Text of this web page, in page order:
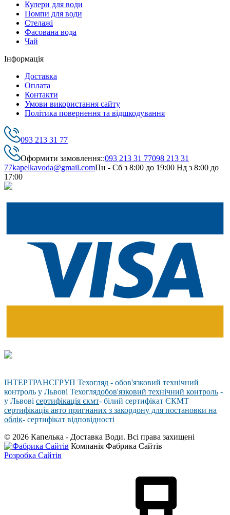
Кулери для води
Помпи для води
Стелажі
Фасована вода
Чай
Інформація
Доставка
Оплата
Контакти
Умови використання сайту
Політика повернення та відшкодування
093 213 31 77
Оформити замовлення::093 213 31 77098 213 31
77kapelkavoda@gmail.comПн - Сб з 8:00 до 19:00 Нд з 8:00 до
17:00
ІНТЕРТРАНСГРУП Техогляд - обов'язковий технічний
контроль у Львові Техоглядобов'язковий технічний контроль -
у Львові сертифікація єкмт- білий сертифікат ЄКМТ
сертифікація авто пригнаних з закордону для постановки на
облік- сертифікат відповідності
© 2026 Капелька - Доставка Води. Всі права захищені
Компанія Фабрика Сайтів
Розробка Сайтів